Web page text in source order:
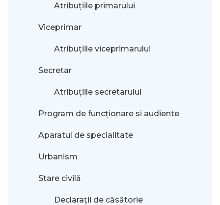
Atribuțiile primarului
Viceprimar
Atribuțiile viceprimarului
Secretar
Atribuțiile secretarului
Program de funcționare si audiente
Aparatul de specialitate
Urbanism
Stare civilă
Declarații de căsătorie